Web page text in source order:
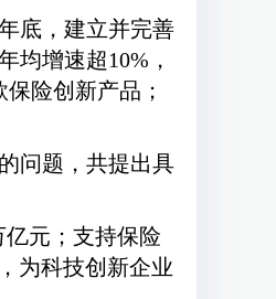
底，建立并完善
均增速超10%，
险创新产品；
问题，共提出具
元；支持保险
为科技创新企业